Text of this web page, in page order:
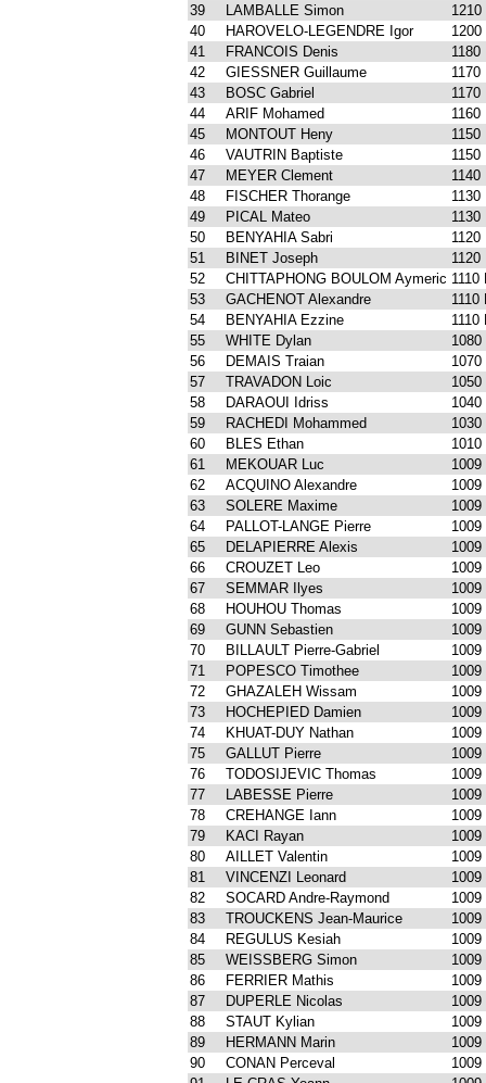
39
LAMBALLE Simon
1210
40
HAROVELO-LEGENDRE Igor
1200
41
FRANCOIS Denis
1180
42
GIESSNER Guillaume
1170
43
BOSC Gabriel
1170
44
ARIF Mohamed
1160
45
MONTOUT Heny
1150
46
VAUTRIN Baptiste
1150
47
MEYER Clement
1140
48
FISCHER Thorange
1130
49
PICAL Mateo
1130
50
BENYAHIA Sabri
1120
51
BINET Joseph
1120
52
CHITTAPHONG BOULOM Aymeric 1110
53
GACHENOT Alexandre
1110
54
BENYAHIA Ezzine
1110
55
WHITE Dylan
1080
56
DEMAIS Traian
1070
57
TRAVADON Loic
1050
58
DARAOUI Idriss
1040
59
RACHEDI Mohammed
1030
60
BLES Ethan
1010
61
MEKOUAR Luc
1009
62
ACQUINO Alexandre
1009
63
SOLERE Maxime
1009
64
PALLOT-LANGE Pierre
1009
65
DELAPIERRE Alexis
1009
66
CROUZET Leo
1009
67
SEMMAR Ilyes
1009
68
HOUHOU Thomas
1009
69
GUNN Sebastien
1009
70
BILLAULT Pierre-Gabriel
1009
71
POPESCO Timothee
1009
72
GHAZALEH Wissam
1009
73
HOCHEPIED Damien
1009
74
KHUAT-DUY Nathan
1009
75
GALLUT Pierre
1009
76
TODOSIJEVIC Thomas
1009
77
LABESSE Pierre
1009
78
CREHANGE Iann
1009
79
KACI Rayan
1009
80
AILLET Valentin
1009
81
VINCENZI Leonard
1009
82
SOCARD Andre-Raymond
1009
83
TROUCKENS Jean-Maurice
1009
84
REGULUS Kesiah
1009
85
WEISSBERG Simon
1009
86
FERRIER Mathis
1009
87
DUPERLE Nicolas
1009
88
STAUT Kylian
1009
89
HERMANN Marin
1009
90
CONAN Perceval
1009